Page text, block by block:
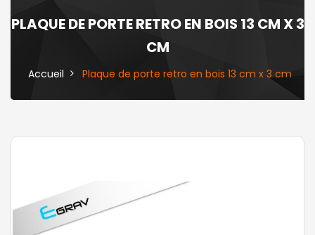
PLAQUE DE PORTE RETRO EN BOIS 13 CM X 3
CM
Accueil Plaque de porte retro en bois 13 cm x 3 cm